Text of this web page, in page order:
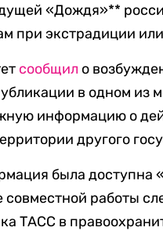
«Дождя»**
при экстрадиции
сообщил о
в одном из
информацию о
другого
была доступна
работы
ТАСС в